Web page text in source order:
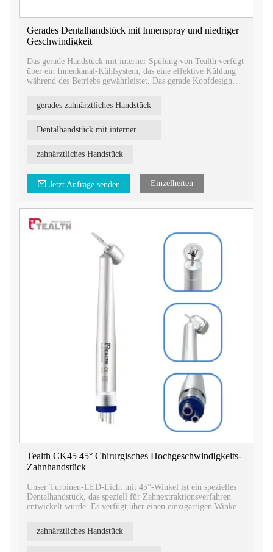
Gerades Dentalhandstück mit Innenspray und niedriger
Geschwindigkeit
Das gerade Handstück mit interner Spülung von Tealth verfügt
über ein Innenkanal-Kühlsystem, das eine effektive Kühlung
während des Betriebs gewährleistet. Das gerade Kopfdesign
gerades zahnärztliches Handstück
zahnärztliches Handstück
Jetzt Anfrage senden Einzelheiten
Tealth CK45 45° Chirurgisches Hochgeschwindigkeits-
Zahnhandstück
Unser Turbinen-LED-Licht mit 45°-Winkel ist ein spezielles
Dentalhandstück, das speziell für Zahnextraktionsverfahren
entwickelt wurde. Es verfügt über einen einzigartigen Winkel
während des Extraktionsprozesses ermöglicht.
zahnärztliches Handstück